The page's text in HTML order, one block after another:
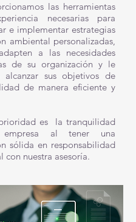
las herramientas
necesarias para
e implementar estrategias
ambiental personalizadas,
a las necesidades
de su organización y le
alcanzar sus objetivos de
de manera eficiente y
es la tranquilidad
al tener una
sólida en responsabilidad
con nuestra asesoría.